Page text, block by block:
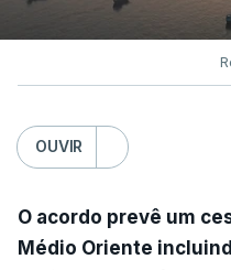
OUVIR
O acordo prevê um
Médio Oriente